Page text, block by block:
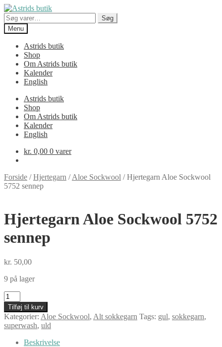
Spring
til
navigation
Spring
til
indhold
Søg
efter:
Søg
Menu
Astrids butik
Shop
Om Astrids butik
Kalender
English
Astrids butik
Shop
Om Astrids butik
Kalender
English
kr. 0,00 0 varer
Forside /Hjertegarn /Aloe Sockwool /Hjertegarn Aloe Sockwool
5752 sennep
Hjertegarn Aloe Sockwool 5752
sennep
kr. 50,00
9 på lager
Hjertegarn
Aloe
Sockwool
5752
sennep
antal
Tilføj til kurv
Kategorier: Aloe Sockwool, Alt sokkegarn Tags: gul, sokkegarn,
superwash, uld
Beskrivelse